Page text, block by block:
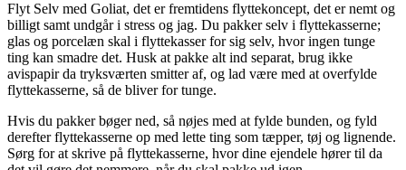
Flyt Selv med Goliat, det er fremtidens flyttekoncept, det er nemt og
billigt samt undgår i stress og jag. Du pakker selv i flyttekasserne;
glas og porcelæn skal i flyttekasser for sig selv, hvor ingen tunge
ting kan smadre det. Husk at pakke alt ind separat, brug ikke
avispapir da tryksværten smitter af, og lad være med at overfylde
flyttekasserne, så de bliver for tunge.
Hvis du pakker bøger ned, så nøjes med at fylde bunden, og fyld
derefter flyttekasserne op med lette ting som tæpper, tøj og lignende.
Sørg for at skrive på flyttekasserne, hvor dine ejendele hører til da